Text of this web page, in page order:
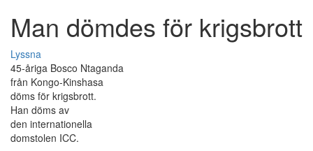
Man dömdes för krigsbrott
Lyssna
45-åriga Bosco Ntaganda
från Kongo-Kinshasa
döms för krigsbrott.
Han döms av
den internationella
domstolen ICC.